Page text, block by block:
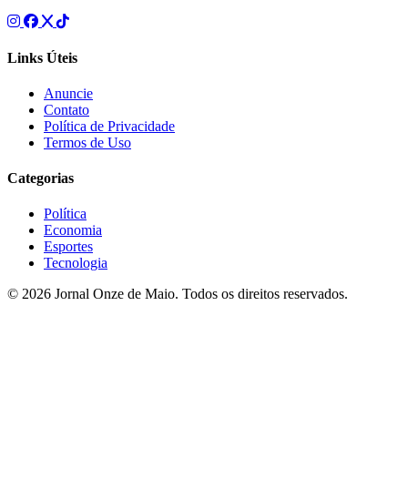
Links Úteis
Anuncie
Contato
Política de Privacidade
Termos de Uso
Categorias
Política
Economia
Esportes
Tecnologia
© 2026 Jornal Onze de Maio. Todos os direitos reservados.